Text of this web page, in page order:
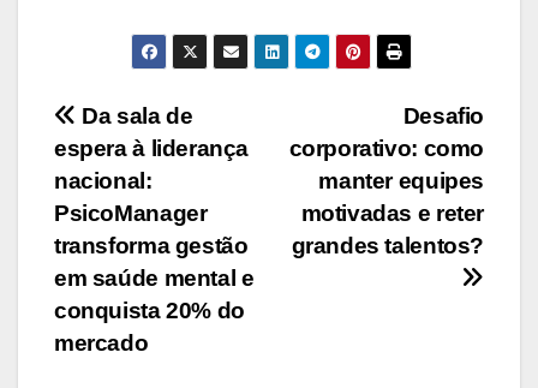
Navegação
de
Post
Desafio
corporativo: como
manter equipes
motivadas e reter
grandes talentos?
Da sala de
espera à liderança
nacional:
PsicoManager
transforma gestão
em saúde mental e
conquista 20% do
mercado